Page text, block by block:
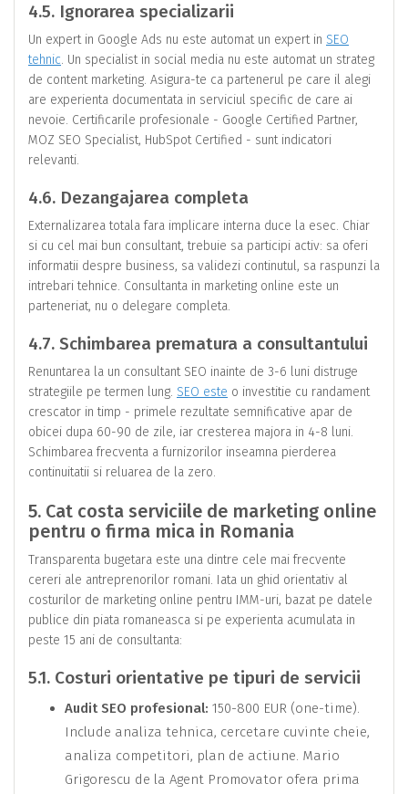
4.5. Ignorarea specializarii
Un expert in Google Ads nu este automat un expert in SEO
tehnic. Un specialist in social media nu este automat un strateg
de content marketing. Asigura-te ca partenerul pe care il alegi
are experienta documentata in serviciul specific de care ai
nevoie. Certificarile profesionale - Google Certified Partner,
MOZ SEO Specialist, HubSpot Certified - sunt indicatori
relevanti.
4.6. Dezangajarea completa
Externalizarea totala fara implicare interna duce la esec. Chiar
si cu cel mai bun consultant, trebuie sa participi activ: sa oferi
informatii despre business, sa validezi continutul, sa raspunzi la
intrebari tehnice. Consultanta in marketing online este un
parteneriat, nu o delegare completa.
4.7. Schimbarea prematura a consultantului
Renuntarea la un consultant SEO inainte de 3-6 luni distruge
strategiile pe termen lung. SEO este o investitie cu randament
crescator in timp - primele rezultate semnificative apar de
obicei dupa 60-90 de zile, iar cresterea majora in 4-8 luni.
Schimbarea frecventa a furnizorilor inseamna pierderea
continuitatii si reluarea de la zero.
5. Cat costa serviciile de marketing online
pentru o firma mica in Romania
Transparenta bugetara este una dintre cele mai frecvente
cereri ale antreprenorilor romani. Iata un ghid orientativ al
costurilor de marketing online pentru IMM-uri, bazat pe datele
publice din piata romaneasca si pe experienta acumulata in
peste 15 ani de consultanta:
5.1. Costuri orientative pe tipuri de servicii
Audit SEO profesional: 150-800 EUR (one-time).
Include analiza tehnica, cercetare cuvinte cheie,
analiza competitori, plan de actiune. Mario
Grigorescu de la Agent Promovator ofera prima